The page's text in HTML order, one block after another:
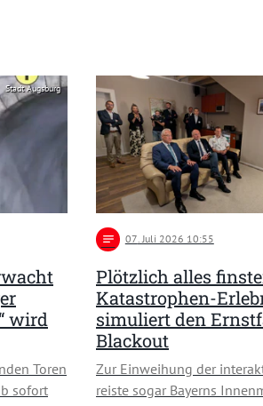
Stadt Augsburg
wird
Toren
sofort
notes 07. Juli 2026 10:55
Plötzlich alles
Katastrophen-
simuliert den
Blackout
Zur Einweihung der
reiste sogar Bayerns